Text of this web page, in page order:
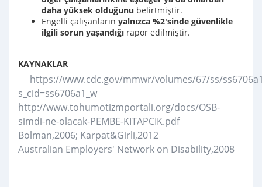
daha yüksek olduğunu belirtmiştir.
Engelli çalışanların yalnızca %2'sinde güvenlikle
ilgili sorun yaşandığı rapor edilmiştir.
KAYNAKLAR
https://www.cdc.gov/mmwr/volumes/67/ss/
s_cid=ss6706a1_w
http://www.tohumotizmportali.org/docs/OSB-
simdi-ne-olacak-PEMBE-KITAPCIK.pdf
Bolman,2006; Karpat&Girli,2012
Australian Employers' Network on Disability,2008